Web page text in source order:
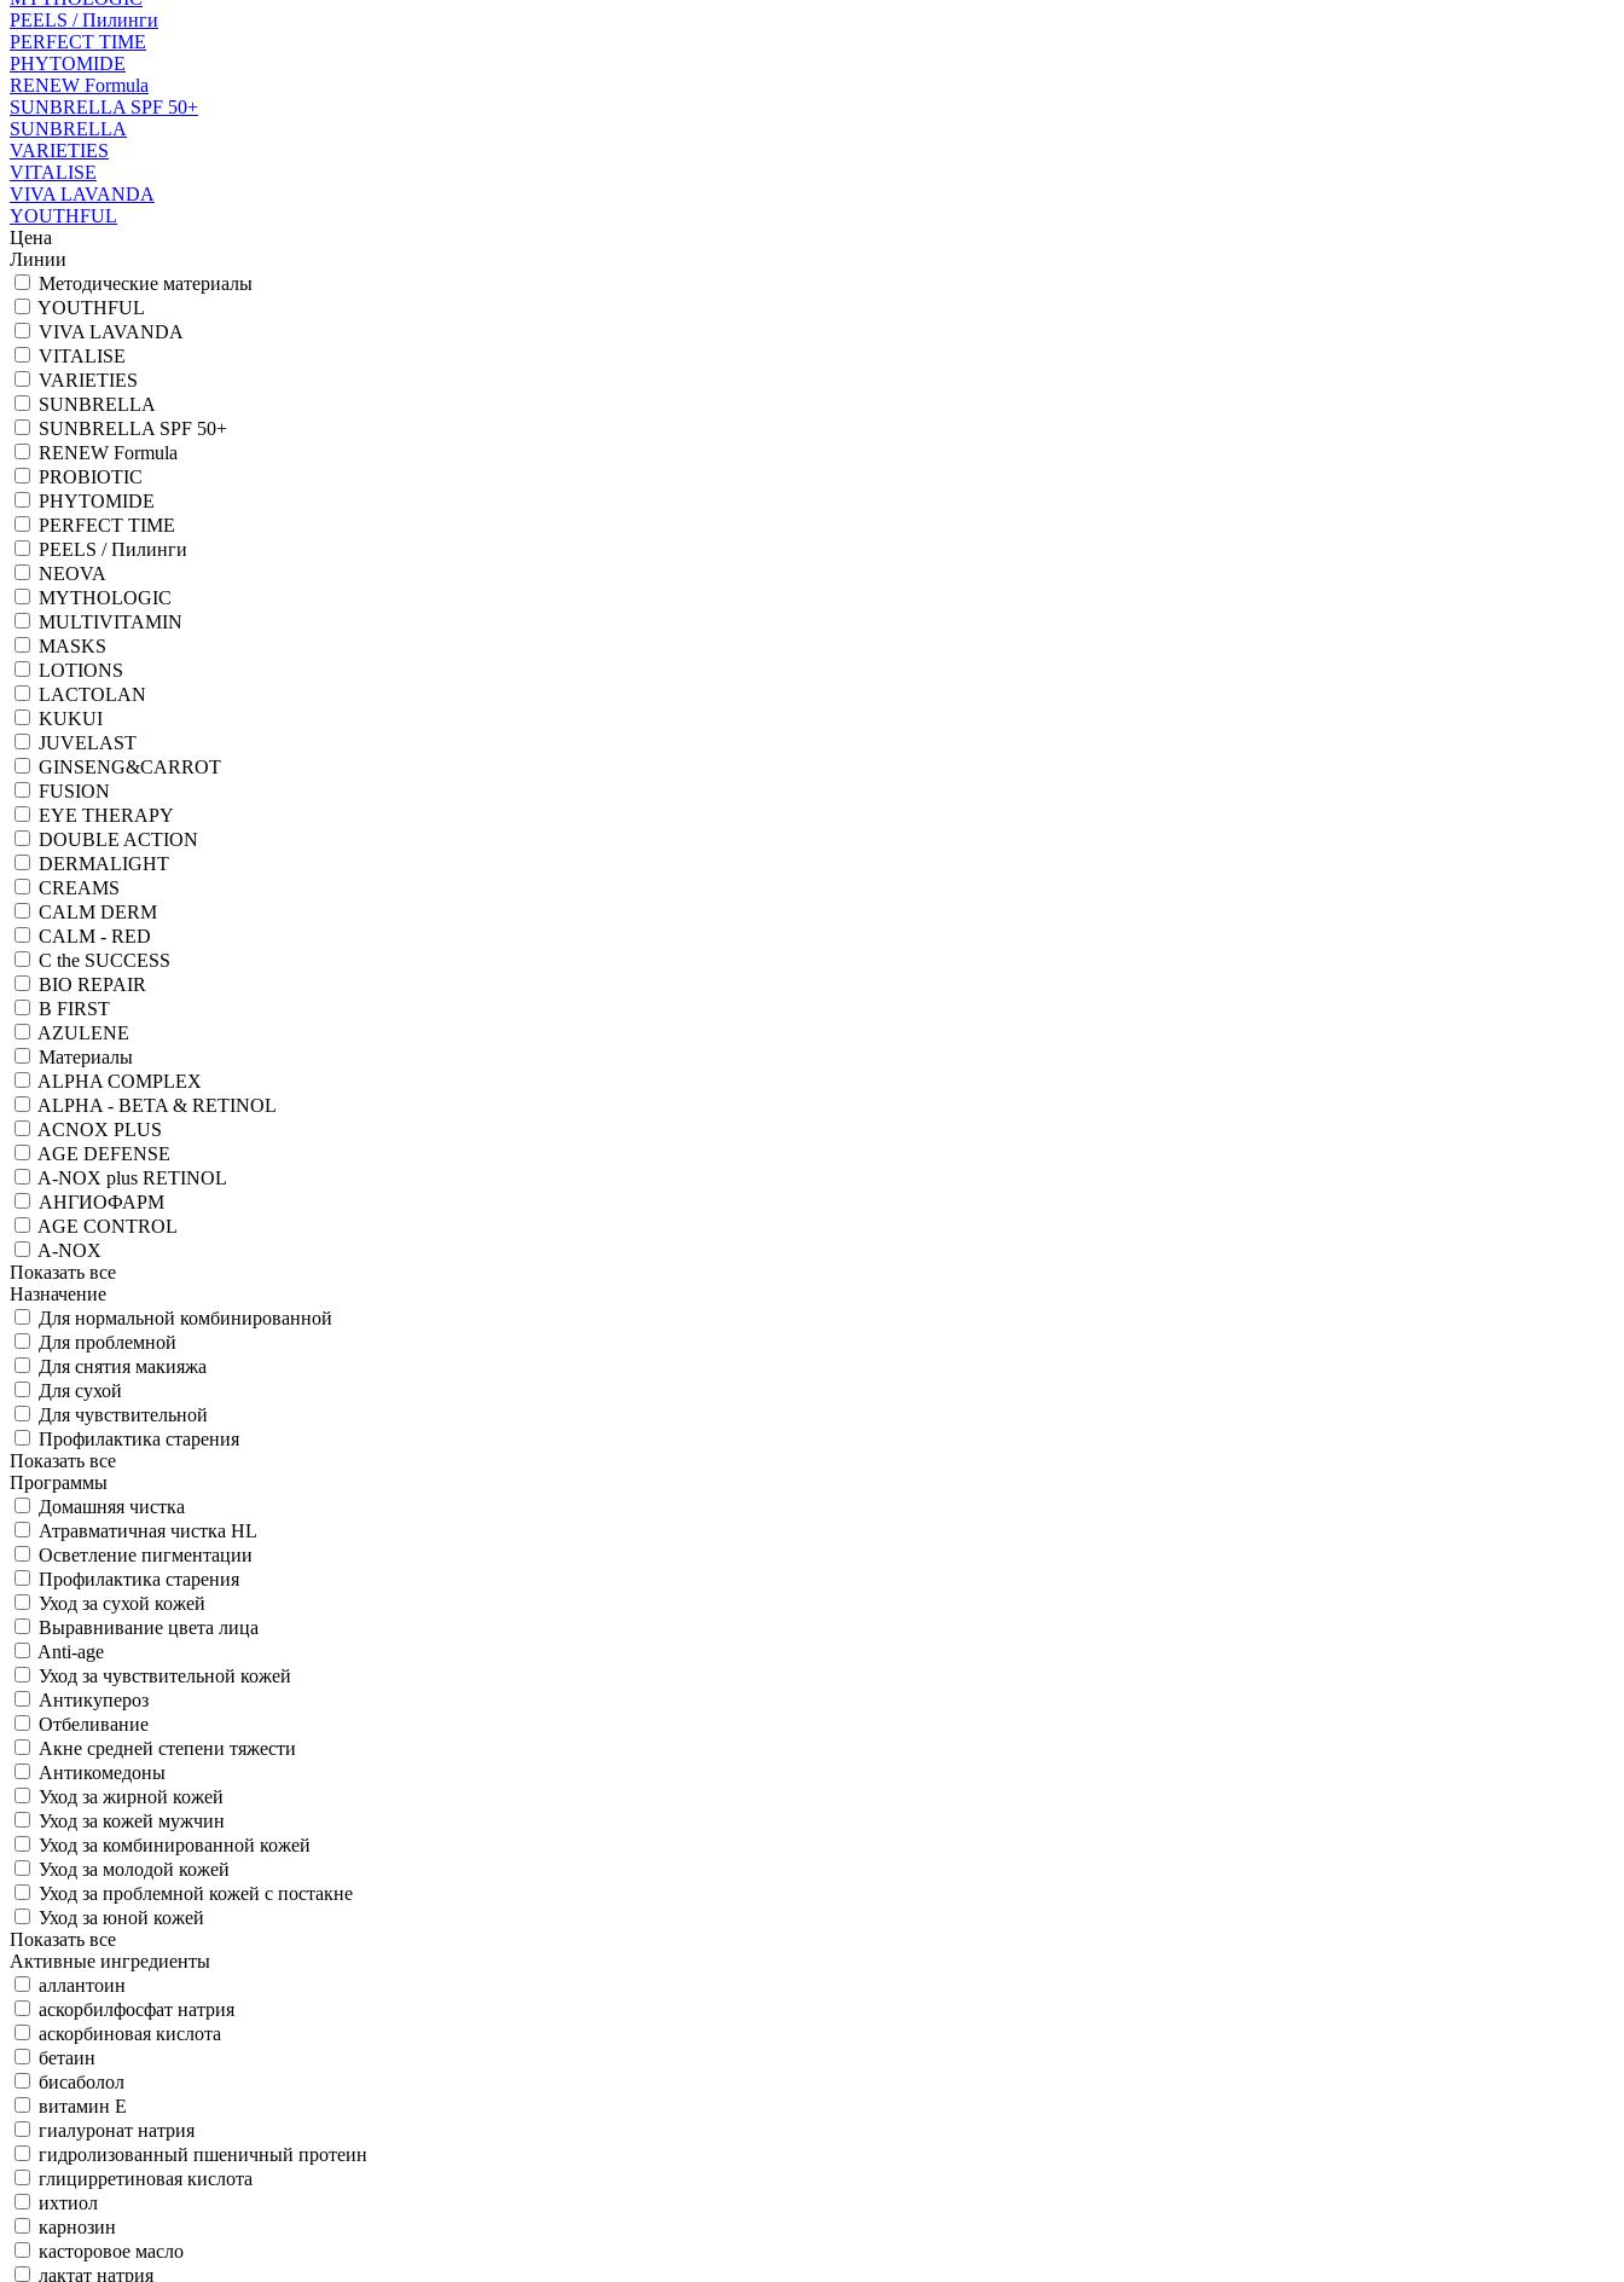
PEELS / Пилинги
PERFECT TIME
PHYTOMIDE
RENEW Formula
SUNBRELLA SPF 50+
SUNBRELLA
VARIETIES
VITALISE
VIVA LAVANDA
YOUTHFUL
Цена
Линии
Методические материалы
YOUTHFUL
VIVA LAVANDA
VITALISE
VARIETIES
SUNBRELLA
SUNBRELLA SPF 50+
RENEW Formula
PROBIOTIC
PHYTOMIDE
PERFECT TIME
PEELS / Пилинги
NEOVA
MYTHOLOGIC
MULTIVITAMIN
MASKS
LOTIONS
LACTOLAN
KUKUI
JUVELAST
GINSENG&CARROT
FUSION
EYE THERAPY
DOUBLE ACTION
DERMALIGHT
CREAMS
CALM DERM
CALM - RED
C the SUCCESS
BIO REPAIR
B FIRST
AZULENE
Материалы
ALPHA COMPLEX
ALPHA - BETA & RETINOL
ACNOX PLUS
AGE DEFENSE
A-NOX plus RETINOL
АНГИОФАРМ
AGE CONTROL
A-NOX
Показать все
Назначение
Для нормальной комбинированной
Для проблемной
Для снятия макияжа
Для сухой
Для чувствительной
Профилактика старения
Показать все
Программы
Домашняя чистка
Атравматичная чистка HL
Осветление пигментации
Профилактика старения
Уход за сухой кожей
Выравнивание цвета лица
Anti-age
Уход за чувствительной кожей
Антикупероз
Отбеливание
Акне средней степени тяжести
Антикомедоны
Уход за жирной кожей
Уход за кожей мужчин
Уход за комбинированной кожей
Уход за молодой кожей
Уход за проблемной кожей с постакне
Уход за юной кожей
Показать все
Активные ингредиенты
аллантоин
аскорбилфосфат натрия
аскорбиновая кислота
бетаин
бисаболол
витамин Е
гиалуронат натрия
гидролизованный пшеничный протеин
глицирретиновая кислота
ихтиол
карнозин
касторовое масло
лактат натрия